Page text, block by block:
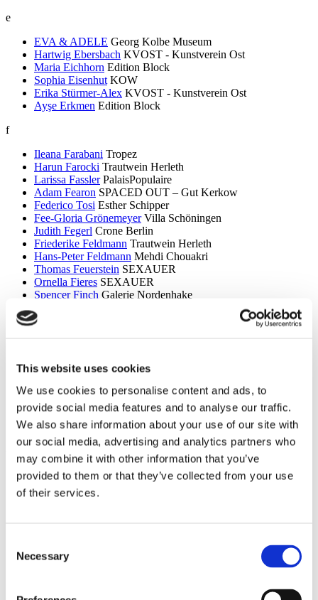
This website uses cookies
We use cookies to personalise content and ads, to
provide social media features and to analyse our traffic.
We also share information about your use of our site with
our social media, advertising and analytics partners who
may combine it with other information that you’ve
provided to them or that they’ve collected from your use
of their services.
Selection
Necessary
e
EVA & ADELE Georg Kolbe Museum
Hartwig Ebersbach KVOST - Kunstverein Ost
Maria Eichhorn Edition Block
Sophia Eisenhut KOW
Erika Stürmer-Alex KVOST - Kunstverein Ost
Ayşe Erkmen Edition Block
f
Ileana Farabani Tropez
Harun Farocki Trautwein Herleth
Larissa Fassler PalaisPopulaire
Adam Fearon SPACED OUT – Gut Kerkow
Federico Tosi Esther Schipper
Fee-Gloria Grönemeyer Villa Schöningen
Judith Fegerl Crone Berlin
Friederike Feldmann Trautwein Herleth
Hans-Peter Feldmann Mehdi Chouakri
Thomas Feuerstein SEXAUER
Ornella Fieres SEXAUER
Spencer Finch Galerie Nordenhake
Itchi Fleischer
Esther Forse Villa Schöningen
Friedrich Thieme
Villa Schöningen
Asana Fujikawa Galerie Friese
Paul Fägerskiöld Galerie Nordenhake
Wieland Förster Schloss Biesdorf
Meschac Gaba PalaisPopulaire
Ellen Gallagher
PalaisPopulaire
Isa Genzken Wehrmuehle Biesenthal
Fabian Ginsberg